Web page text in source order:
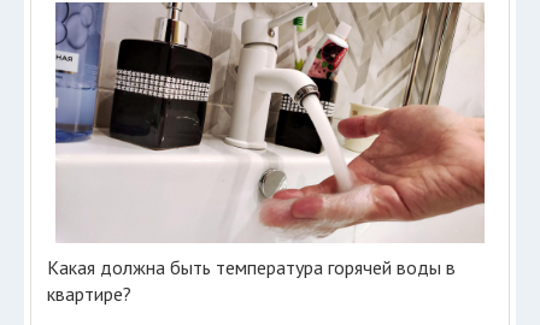
Какая должна быть температура горячей воды в
квартире?